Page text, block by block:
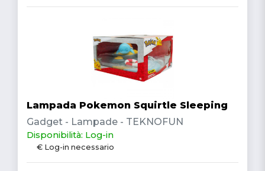
Lampada Pokemon Squirtle Sleeping
Gadget - Lampade - TEKNOFUN
Disponibilità: Log-in
€ Log-in necessario